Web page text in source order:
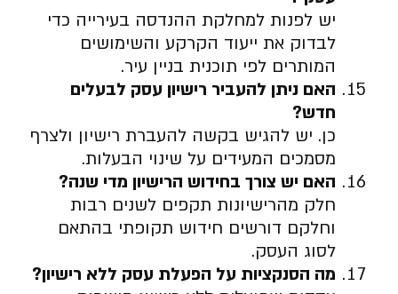
יש לפנות למחלקת ההנדסה בעירייה כדי
לבדוק את ייעוד הקרקע והשימושים
המותרים לפי תוכנית בניין עיר.
האם ניתן להעביר רישיון עסק לבעלים
חדש?
כן. יש להגיש בקשה להעברת רישיון ולצרף
מסמכים המעידים על שינוי הבעלות.
האם יש צורך בחידוש הרישיון מדי שנה?
חלק מהרישיונות תקפים לשנים רבות
וחלקם דורשים חידוש תקופתי בהתאם
לסוג העסק.
מה הסנקציות על הפעלת עסק ללא רישיון?